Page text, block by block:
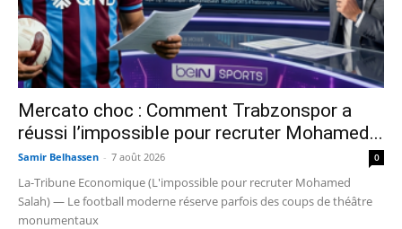
Mercato choc : Comment Trabzonspor a
réussi l’impossible pour recruter Mohamed...
Samir Belhassen - 7 août 2026 0
La-Tribune Economique (L'impossible pour recruter Mohamed
Salah) — Le football moderne réserve parfois des coups de théâtre
monumentaux